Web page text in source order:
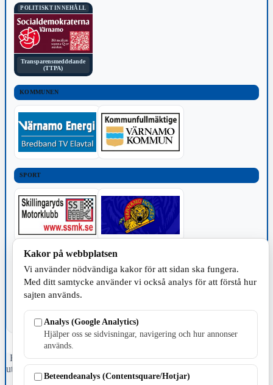
POLITISKT INNEHÅLL
Transparensmeddelande
(TTPA)
KOMMUNEN
SPORT
TILLVERKNING
Fristående webbtidningsföretag grundat 1991 som sedan 2002 ger
ut tidningen Skillingaryd.nu och 2010 lanserades Värnamo.nu. Från
april 2026 omfattar Skillingaryd.nu tre kommuner: Gnosjö,
Kakor på webbplatsen
Vi använder nödvändiga kakor för att sidan ska fungera.
Med ditt samtycke använder vi också analys för att förstå hur
sajten används.
Analys (Google Analytics)
Hjälper oss se sidvisningar, navigering och hur annonser
används.
Beteendeanalys (Contentsquare/Hotjar)